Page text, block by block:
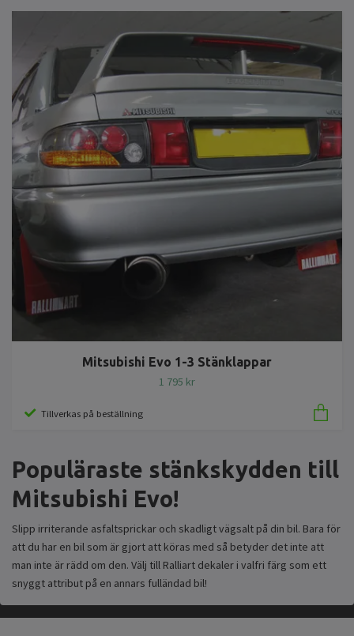
Mitsubishi Evo 1-3 Stänklappar
1 795 kr
Tillverkas på beställning
Populäraste stänkskydden till
Mitsubishi Evo!
Slipp irriterande asfaltsprickar och skadligt vägsalt på din bil. Bara för
att du har en bil som är gjort att köras med så betyder det inte att
man inte är rädd om den. Välj till Ralliart dekaler i valfri färg som ett
snyggt attribut på en annars fulländad bil!